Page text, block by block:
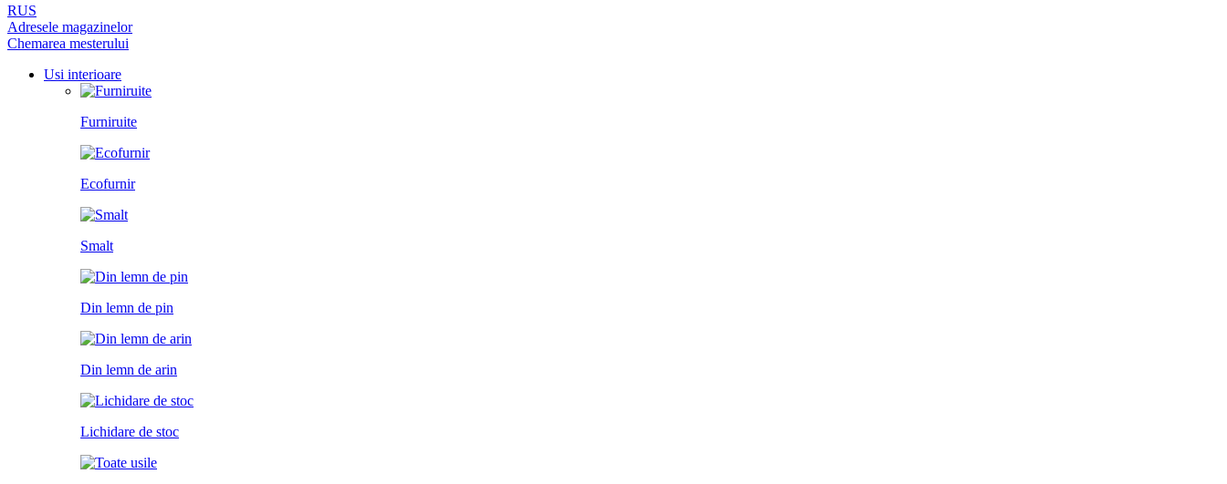
LICHIDARE DE STOC
TOATE USILE
MINERE PENTRU UȘI
SISTEM DE GLISARE
RUS
Adresele magazinelor
Chemarea mesterului
Usi interioare
Furniruite
Ecofurnir
Smalt
Din lemn de pin
Din lemn de arin
Lichidare de stoc